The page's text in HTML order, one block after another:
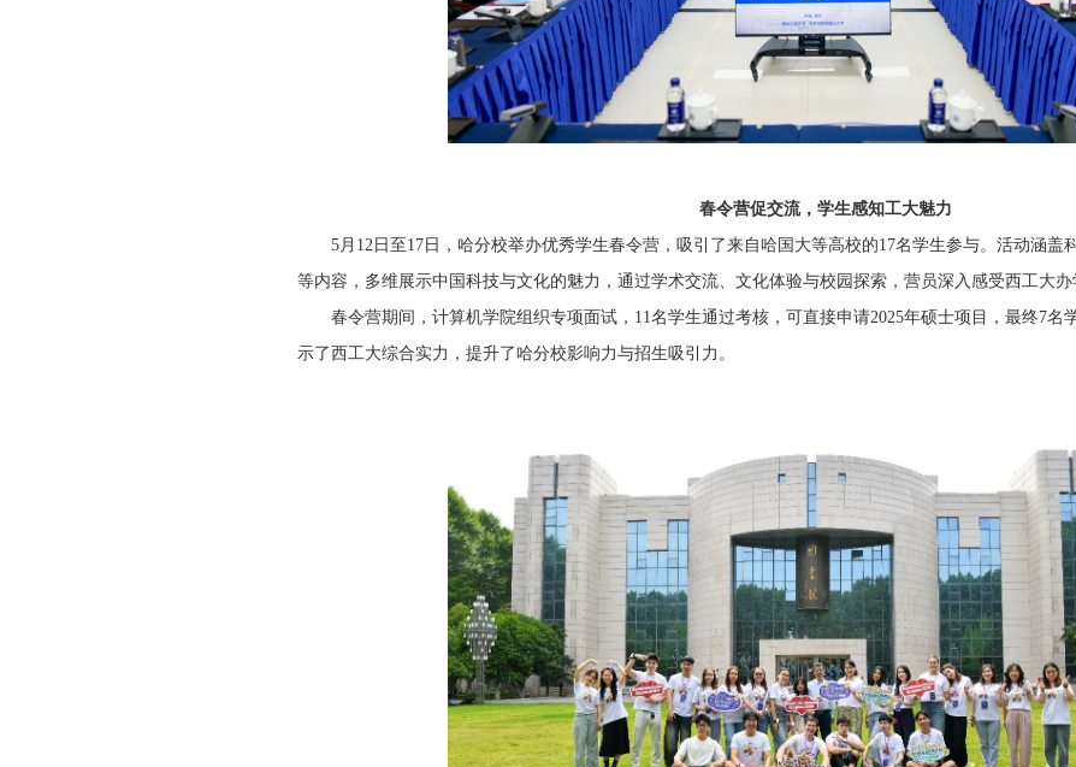
春令营促交流，学生感知工大魅力
5月12日至17日，哈分校举办优秀学生春令营，吸引了来自哈国大等高校的17名学生参与。活动涵盖
等内容，多维展示中国科技与文化的魅力，通过学术交流、文化体验与校园探索，营员深入感受西工大办
春令营期间，计算机学院组织专项面试，11名学生通过考核，可直接申请2025年硕士项目，最终7名
示了西工大综合实力，提升了哈分校影响力与招生吸引力。